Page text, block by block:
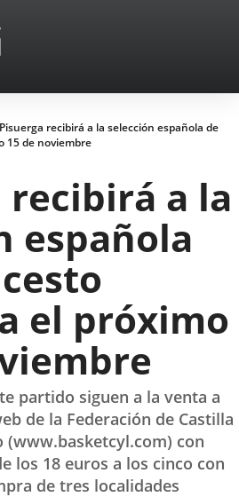
Pisuerga recibirá a la selección española de
15 de noviembre
recibirá a la
española
el próximo
partido siguen a la venta a
de la Federación de Castilla
(www.basketcyl.com) con
los 18 euros a los cinco con
de tres localidades